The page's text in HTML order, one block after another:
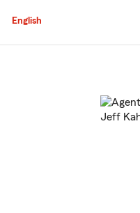
English